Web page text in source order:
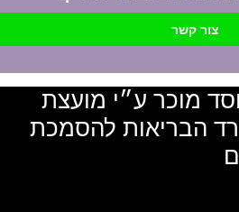
צור קשר
מוכר ע״י מועצת
הבריאות להסמכת